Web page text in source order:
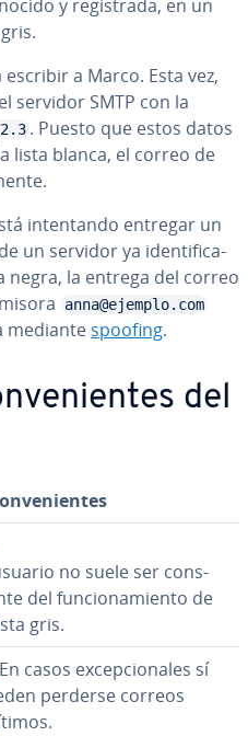
y re­gi­s­tra­da, en un
a Marco. Esta vez,
servidor SMTP con la
. Puesto que estos datos
lista blanca, el correo de
in­te­n­ta­n­do entregar un
un servidor ya ide­n­ti­fi­ca­
negra, la entrega del correo
anna@ejemplo.com
mediante spoofing.
del
no suele ser co­n­s­
del fu­n­cio­na­mie­n­to de
gris.
✗
En casos ex­ce­p­cio­na­les sí
perderse correos